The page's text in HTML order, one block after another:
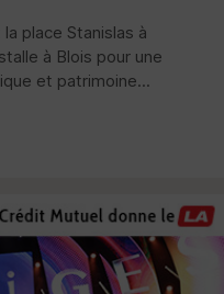
place Stanislas à
à Blois pour une
et patrimoine...